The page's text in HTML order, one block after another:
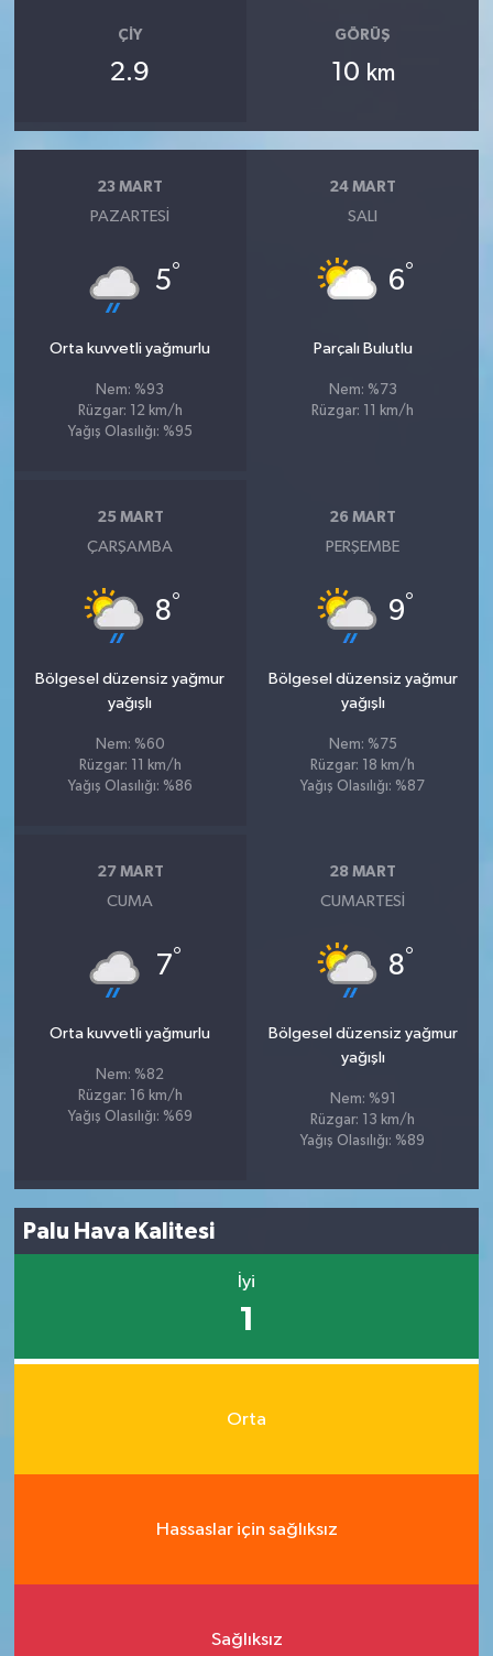
ÇIY
2.9
GÖRÜŞ
10 km
23 MART
PAZARTESI
5°
Orta kuvvetli yağmurlu
Nem: %93
Rüzgar: 12 km/h
Yağış Olasılığı: %95
24 MART
SALI
6°
Parçalı Bulutlu
Nem: %73
Rüzgar: 11 km/h
25 MART
ÇARŞAMBA
8°
Bölgesel düzensiz yağmur
yağışlı
Nem: %60
Rüzgar: 11 km/h
Yağış Olasılığı: %86
26 MART
PERŞEMBE
9°
Bölgesel düzensiz yağmur
yağışlı
Nem: %75
Rüzgar: 18 km/h
Yağış Olasılığı: %87
27 MART
CUMA
7°
Orta kuvvetli yağmurlu
Nem: %82
Rüzgar: 16 km/h
Yağış Olasılığı: %69
28 MART
CUMARTESI
8°
Bölgesel düzensiz yağmur
yağışlı
Nem: %91
Rüzgar: 13 km/h
Yağış Olasılığı: %89
Palu Hava Kalitesi
İyi
1
Orta
Hassaslar için sağlıksız
Sağlıksız